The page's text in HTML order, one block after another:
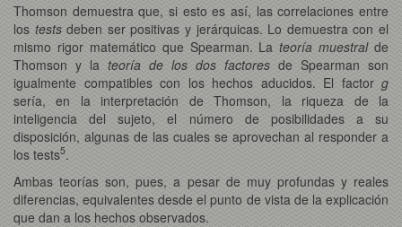
Thomson demuestra que, si esto es así, las correlaciones entre
los testsdeben ser positivas y jerárquicas. Lo demuestra con el
mismo rigor matemático que Spearman. Lateoría muestral de
Thomson y la teoría de los dos factores de Spearman son
igualmente compatibles con los hechos aducidos. El factor g
sería, en la interpretación de Thomson, la riqueza de la
inteligencia del sujeto, el número de posibilidades a su
disposición, algunas de las cuales se aprovechan al responder a
los tests5.
Ambas teorías son, pues, a pesar de muy profundas y reales
diferencias, equivalentes desde el punto de vista de la explicación
que dan a los hechos observados.